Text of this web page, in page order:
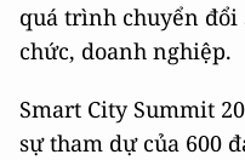
quá trình chuyển đổi
chức, doanh nghiệp.
Smart City Summit
sự tham dự của 600